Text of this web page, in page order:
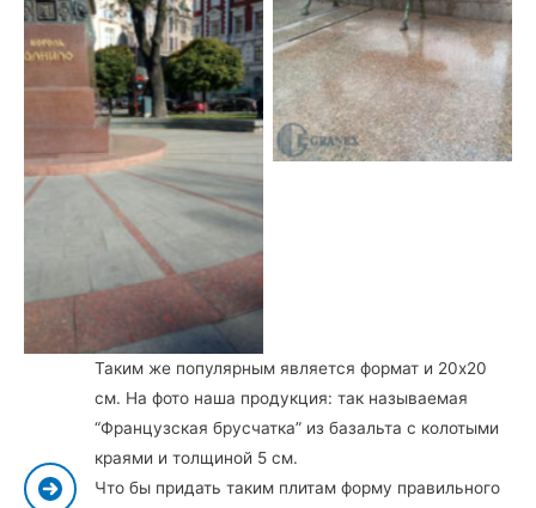
Мощениег ранитными
плитами и брусчаткой,
Львов
Гранитные плиты мощения
Одесса
Таким же популярным является формат и 20х20
см. На фото наша продукция: так называемая
“Французская брусчатка” из базальта с колотыми
краями и толщиной 5 см.
Что бы придать таким плитам форму правильного